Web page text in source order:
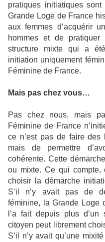
pratiques initiatiques
Grande Loge de France
aux femmes d’acquérir
hommes et de
structure mixte qui a
initiation uniquement
Féminine de France.
Mais pas chez vous…
Pas chez nous, mais
Féminine de France
ce n’est pas de faire des
mais de permettre
cohérente. Cette
ou mixte. Ce qui compte,
choisir la démarche
S’il n’y avait pas de
féminine, la Grande Loge
l’a fait depuis plus
citoyen peut librement
S’il n’y avait qu’une